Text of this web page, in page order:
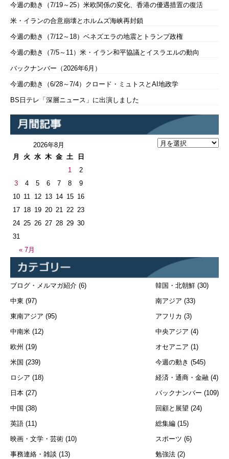
今週の動き（7/19～25）米欧関係の変化、香港の優遇措置の復活
米・イランの合意崩壊とホルムズ海峡再封鎖
今週の動き（7/12～18）ベネズエラの地震とトランプ政権
今週の動き（7/5～11）米・イラン和平協議とイスラエルの動向
バックナンバー（2026年6月）
今週の動き（6/28～7/4）クロード・ミュトスとAI地政学
BS日テレ「深層ニュース」に出演しました
2026年8月
月
火 水 木 金 土 日
« 7月
1
2
3
4 5 6 7 8
9
10 11 12 13 14 15 16
17 18 19 20 21 22 23
24 25 26 27 28 29 30
31
ブログ・メルマガ紹介 (6)
中東 (97)
東南アジア (95)
中南米 (12)
欧州 (19)
米国 (239)
ロシア (18)
日本 (27)
中国 (38)
英語 (11)
映画・文学・芸術 (10)
事務連絡・雑談 (13)
韓国・北朝鮮 (30)
南アジア (33)
アフリカ (3)
中央アジア (4)
オセアニア (1)
今週の動き (545)
経済・通商・金融 (4)
バックナンバー (109)
回顧と展望 (24)
総集編 (15)
スポーツ (6)
勉強法 (2)